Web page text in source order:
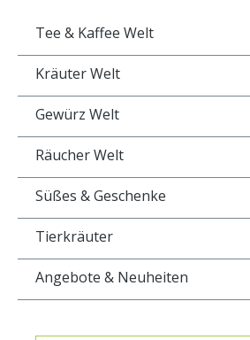
Tee & Kaffee Welt
Kräuter Welt
Gewürz Welt
Räucher Welt
Süßes & Geschenke
Tierkräuter
Angebote & Neuheiten